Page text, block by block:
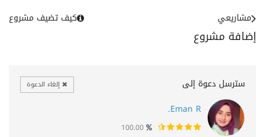
إضافة مشروع
مشاريعي كيف تضيف مشروع
سترسل دعوة إلى إلغاء الدعوة
Eman R.